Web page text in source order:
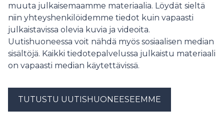
muuta julkaisemaamme materiaalia. Löydät sieltä
niin yhteyshenkilöidemme tiedot kuin vapaasti
julkaistavissa olevia kuvia ja videoita.
Uutishuoneessa voit nähdä myös sosiaalisen median
sisältöjä. Kaikki tiedotepalvelussa julkaistu materiaali
on vapaasti median käytettävissä.
TUTUSTU UUTISHUONEESEEMME